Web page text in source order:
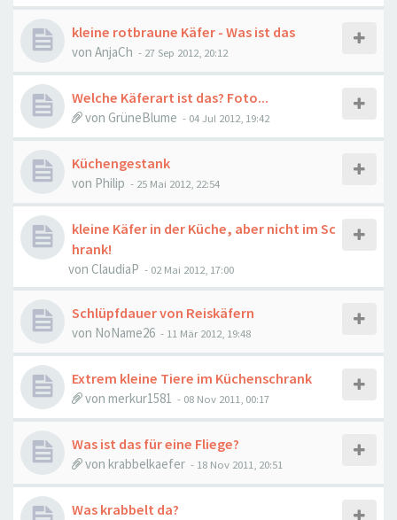
kleine rotbraune Käfer - Was ist das
von AnjaCh - 27 Sep 2012, 20:12
Welche Käferart ist das? Foto...
von GrüneBlume - 04 Jul 2012, 19:42
Küchengestank
von Philip - 25 Mai 2012, 22:54
kleine Käfer in der Küche, aber nicht im Sc
hrank!
von ClaudiaP - 02 Mai 2012, 17:00
Schlüpfdauer von Reiskäfern
von NoName26 - 11 Mär 2012, 19:48
Extrem kleine Tiere im Küchenschrank
von merkur1581 - 08 Nov 2011, 00:17
Was ist das für eine Fliege?
von krabbelkaefer - 18 Nov 2011, 20:51
Was krabbelt da?